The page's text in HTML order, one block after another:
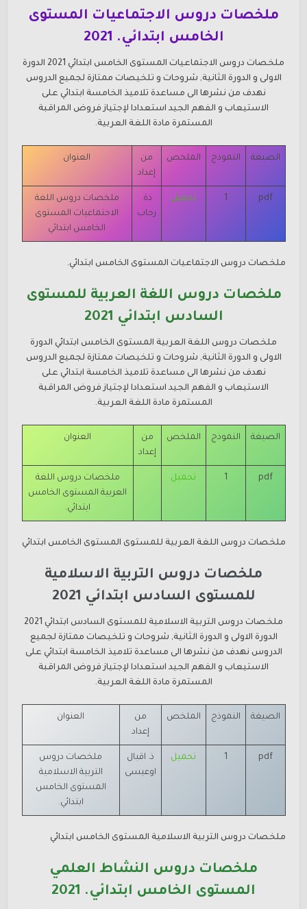
ملخصات دروس الاجتماعيات المستوى
الخامس ابتدائي. 2021
ملخصات دروس الاجتماعيات
المستوى الخامس ابتدائي 2021 الدورة
الاولى و الدورة الثانية, شروحات و تلخيصات ممتازة لجميع الدروس
نهدف من نشرها الى مساعدة تلاميذ الخامسة ابتدائي على
الاستيعاب و الفهم الجيد استعدادا لإجتياز فروض المراقبة
المستمرة مادة اللغة العربية.
الصيغة النموذج الملخص
من
إعداد
العنوان
pdf
1 تحميل
ذة.
رحاب
ملخصات دروس اللغة
الاجتماعيات المستوى
الخامس ابتدائي
ملخصات دروس الاجتماعيات المستوى الخامس ابتدائي.
ملخصات دروس اللغة العربية للمستوى
السادس ابتدائي 2021
ملخصات دروس اللغة العربية المستوى الخامس ابتدائي الدورة
الاولى و الدورة الثانية, شروحات و تلخيصات ممتازة لجميع الدروس
نهدف من نشرها الى مساعدة تلاميذ الخامسة ابتدائي على
الاستيعاب و الفهم الجيد استعدادا لإجتياز فروض المراقبة
المستمرة مادة اللغة العربية.
الصيغة النموذج الملخص
من
إعداد
العنوان
pdf
1 تحميل
ملخصات دروس اللغة
العربية المستوى الخامس
ابتدائي.
ملخصات دروس اللغة العربية للمستوى المستوى الخامس ابتدائي
ملخصات دروس التربية الاسلامية
للمستوى السادس ابتدائي 2021
ملخصات دروس التربية الاسلامية للمستوى السادس ابتدائي 2021
الدورة الاولى و الدورة الثانية, شروحات و تلخيصات ممتازة لجميع
الدروس نهدف من نشرها الى مساعدة تلاميذ الخامسة ابتدائي على
الاستيعاب و الفهم الجيد استعدادا لإجتياز فروض المراقبة
المستمرة مادة اللغة العربية.
الصيغة النموذج الملخص
من
إعداد
العنوان
pdf
1 تحميل
ذ. اقبال
اوعيسى
ملخصات دروس
التربية الاسلامية
المستوى الخامس
ابتدائي.
ملخصات دروس التربية الاسلامية المستوى الخامس ابتدائي
ملخصات دروس النشاط العلمي
المستوى الخامس ابتدائي. 2021